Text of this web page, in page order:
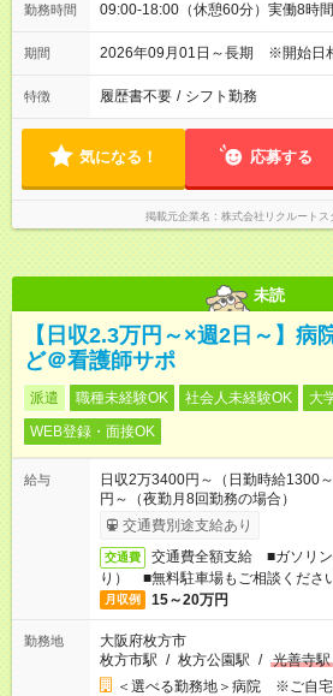
勤務時間 09:00-18:00（休憩60分）実働8時間
期間 2026年09月01日～長期 ※開始日
特徴 履歴書不要 / シフト勤務
気になる！ 応募する
掲載元企業名 株式会社リクルートス
未読
【日収2.3万円～×週2日～】病
ど＠看護師サポ
派遣 職種未経験OK 社会人未経験OK 大
WEB登録・面接OK
給与
日収2万3400円～（日勤時給
円～（夜勤月8回勤務の場合）
交通費別途支給あり
交通費
交通費全額支給 ■ガソリ
り） ■無料駐車場もご相談くださ
月収例 15～20万円
勤務地
大阪府枚方市
枚方市駅 / 枚方公園駅 / 光善寺駅
＜選べる勤務地＞病院 ※ご自